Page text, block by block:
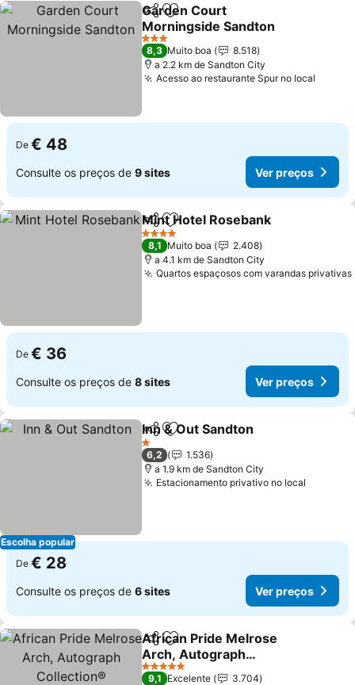
PartilharAdicionar aos favoritos
Garden Court
Morningside Sandton
3 Estrelas
8,3 Muito boa
8.518
a 2.2 km de Sandton City
Acesso ao restaurante Spur no local
De € 48
Consulte os preços de 9 sites Ver preços
PartilharAdicionar aos favoritos
Mint Hotel Rosebank
4 Estrelas
8,1 Muito boa
2.408
a 4.1 km de Sandton City
Quartos espaçosos com varandas privativas
De € 36
Consulte os preços de 8 sites Ver preços
Escolha popular
PartilharAdicionar aos favoritos
Inn & Out Sandton
1 Estrelas
6,2
1.536
a 1.9 km de Sandton City
Estacionamento privativo no local
De € 28
Consulte os preços de 6 sites Ver preços
PartilharAdicionar aos favoritos
African Pride Melrose
Arch, Autograph
Collection®
5 Estrelas
9,1 Excelente
3.704